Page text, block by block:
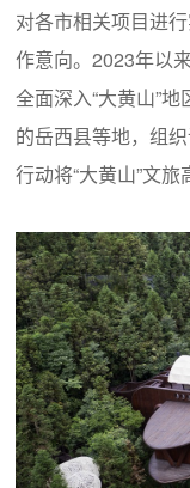
对各市相关项目进
作意向。2023年以
全面深入“大黄山”
的岳西县等地，组
行动将“大黄山”文旅